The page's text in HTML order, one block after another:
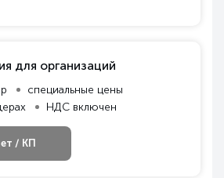
для организаций
специальные цены
НДС включен
/ КП